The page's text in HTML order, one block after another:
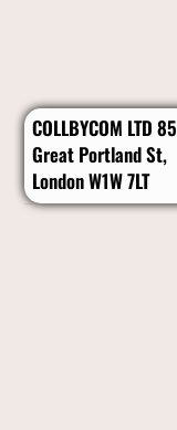
COLLBYCOM LTD 85
Great Portland St,
London W1W 7LT